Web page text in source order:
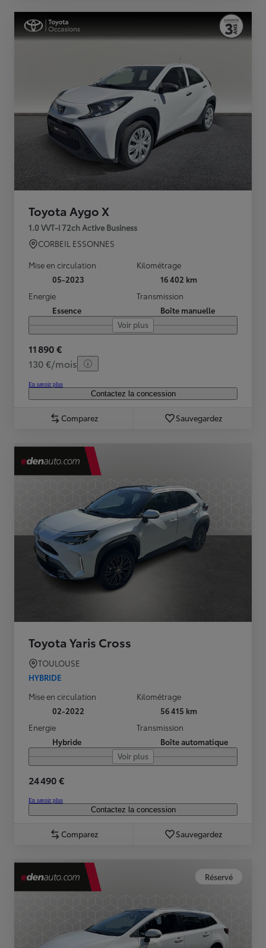
Toyota Aygo X
1.0 VVT-i 72ch Active Business
CORBEIL ESSONNES
Mise en circulation
05-2023
Kilométrage
16 402 km
Energie
Essence
Transmission
Boîte manuelle
Voir plus
11 890 €
130 €/mois
En savoir plus
Contactez la concession
Comparez Sauvegardez
Toyota Yaris Cross
TOULOUSE
HYBRIDE
Mise en circulation
02-2022
Kilométrage
56 415 km
Energie
Hybride
Transmission
Boîte automatique
Voir plus
24 490 €
En savoir plus
Contactez la concession
Comparez Sauvegardez
Réservé